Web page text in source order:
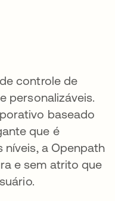
controle de
personalizáveis.
baseado
que é
a Openpath
e sem atrito que